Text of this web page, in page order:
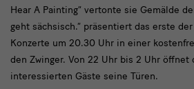
Hear A Painting“ vertonte sie Gemälde
geht sächsisch.“ präsentiert das erste
Konzerte um 20.30 Uhr in einer
den Zwinger. Von 22 Uhr bis 2 Uhr öffnet
interessierten Gäste seine Türen.